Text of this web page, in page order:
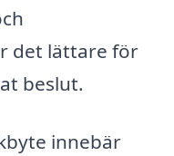
det lättare för
beslut.
innebär